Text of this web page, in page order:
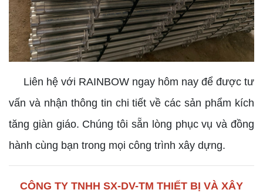
Liên hệ với RAINBOW ngay hôm nay để được tư
vấn và nhận thông tin chi tiết về các sản phẩm kích
tăng giàn giáo. Chúng tôi sẵn lòng phục vụ và đồng
hành cùng bạn trong mọi công trình xây dựng.
CÔNG TY TNHH SX-DV-TM THIẾT BỊ VÀ XÂY